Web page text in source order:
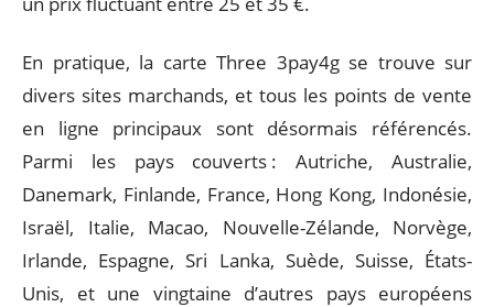
En pratique, la carte Three 3pay4g se trouve sur
divers sites marchands, et tous les points de vente
en ligne principaux sont désormais référencés.
Parmi les pays couverts : Autriche, Australie,
Danemark, Finlande, France, Hong Kong, Indonésie,
Israël, Italie, Macao, Nouvelle-Zélande, Norvège,
Irlande, Espagne, Sri Lanka, Suède, Suisse, États-
Unis, et une vingtaine d’autres pays européens